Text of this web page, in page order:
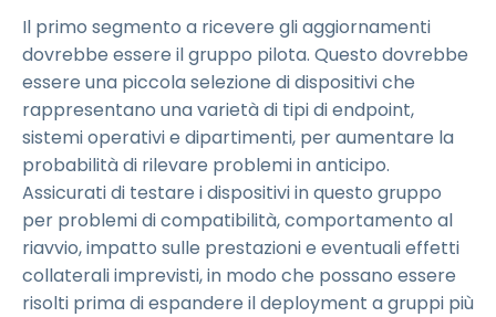
Il primo segmento a ricevere gli aggiornamenti
dovrebbe essere il gruppo pilota. Questo dovrebbe
essere una piccola selezione di dispositivi che
rappresentano una varietà di tipi di endpoint,
sistemi operativi e dipartimenti, per aumentare la
probabilità di rilevare problemi in anticipo.
Assicurati di testare i dispositivi in questo gruppo
per problemi di compatibilità, comportamento al
riavvio, impatto sulle prestazioni e eventuali effetti
collaterali imprevisti, in modo che possano essere
risolti prima di espandere il deployment a gruppi più